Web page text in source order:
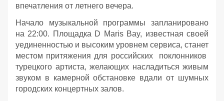
впечатления от летнего вечера.
Начало музыкальной программы запланировано
на 22:00. Площадка D Maris Bay, известная своей
уединенностью и высоким уровнем сервиса, станет
местом притяжения для российских поклонников
турецкого артиста, желающих насладиться живым
звуком в камерной обстановке вдали от шумных
городских концертных залов.